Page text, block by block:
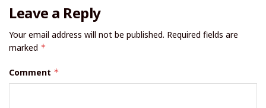
Leave a Reply
Your email address will not be published. Required fields are
marked *
Comment *